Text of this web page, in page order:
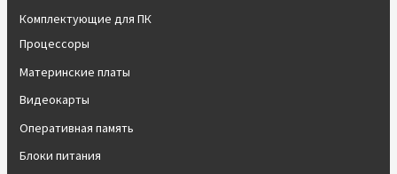
Комплектующие для ПК
Процессоры
Материнские платы
Видеокарты
Оперативная память
Блоки питания